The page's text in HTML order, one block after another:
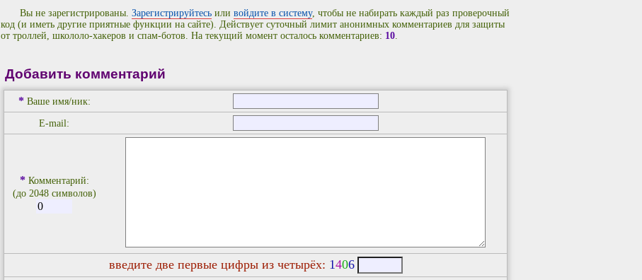
Вы не зарегистрированы.Зарегистрируйтесь иливойдите в систему, чтобы не набирать каждый раз проверочный
код (и иметь другие приятные функции на сайте). Действует суточный лимит анонимных комментариев для защиты
от троллей, школоло-хакеров и спам-ботов. На текущий момент осталось комментариев: 10.
Добавить комментарий
* Ваше имя/ник:
E-mail:
* Комментарий:
(до 2048 символов)
введите две первые цифры из четырёх: 1406